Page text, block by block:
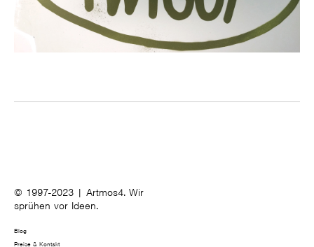
© 1997-2023 | Artmos4. Wir
sprühen vor Ideen.
Blog
Preise & Kontakt